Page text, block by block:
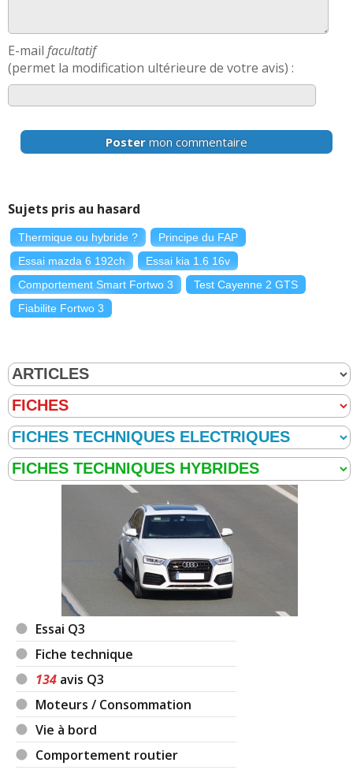
E-mail facultatif
(permet la modification ultérieure de votre avis) :
Poster mon commentaire
Sujets pris au hasard
Thermique ou hybride ?
Principe du FAP
Essai mazda 6 192ch
Essai kia 1.6 16v
Comportement Smart Fortwo 3
Test Cayenne 2 GTS
Fiabilite Fortwo 3
Essai Q3
Fiche technique
134 avis Q3
Moteurs / Consommation
Vie à bord
Comportement routier